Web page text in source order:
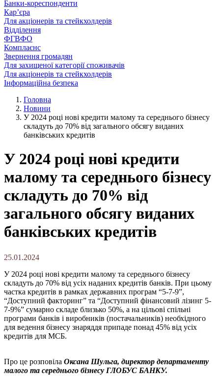
Банки-кореспонденти
Кар’єра
Для акціонерів та стейкхолдерів
Відділення
ФГВФО
Комплаєнс
Звернення громадян
Для захищеної категорії споживачів
Для акціонерів та стейкхолдерів
Інформаційна безпека
Головна
Новини
У 2024 році нові кредити малому та середнього бізнесу
складуть до 70% від загального обсягу виданих
банківських кредитів
У 2024 році нові кредити
малому та середнього бізнесу
складуть до 70% від
загального обсягу виданих
банківських кредитів
25.01.2024
У 2024 році нові кредити малому та середнього бізнесу
складуть до 70% від усіх наданих кредитів банків. При цьому
частка кредитів в рамках державних програм “5-7-9”,
“Доступний факторинг” та “Доступний фінансовий лізинг 5-
7-9%” сумарно складе близько 50%, а на цільові спільні
програми банків і виробників (постачальників) необхідного
для ведення бізнесу знаряддя припаде понад 45% від усіх
кредитів для МСБ.
Про це розповіла Оксана Шульга, директор департаменту
малого та середнього бізнесу ГЛОБУС БАНКУ.